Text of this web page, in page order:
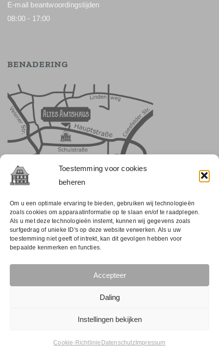
Toestemming voor cookies
beheren
Om u een optimale ervaring te bieden, gebruiken wij technologieën
zoals cookies om apparaatinformatie op te slaan en/of te raadplegen.
Als u met deze technologieën instemt, kunnen wij gegevens zoals
surfgedrag of unieke ID's op deze website verwerken. Als u uw
toestemming niet geeft of intrekt, kan dit gevolgen hebben voor
bepaalde kenmerken en functies.
Accepteer
Daling
Instellingen bekijken
Cookie-Richtlinie DatenschutzImpressum
E-mail beantwoordingstijden
08:00 - 17:00
BENADERING
ONZE HISTORIE
Het Alte Amtshaus in Reken is gebouwd in 1874. Zoals de
naam al doet vermoeden, werd het gebruikt als een kantoor
Lees er meer over